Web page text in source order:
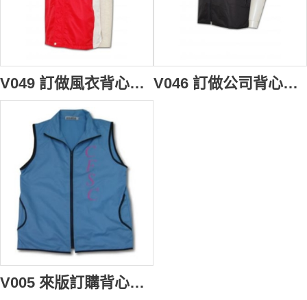
V049 訂做風衣背心褸 製推廣背心褸 uniqlo 背心外套 自製背心外套專門店 V046 訂做公司背心褸 訂購開胸背心外套 自訂背心紙樣 背心外套點襯製造商
V005 來版訂購背心外套 訂製職業背心褸 訂做公司背心 背心批發商